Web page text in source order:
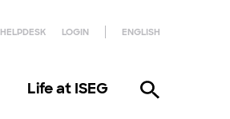
HELPDESK LOGIN ENGLISH
Life at ISEG